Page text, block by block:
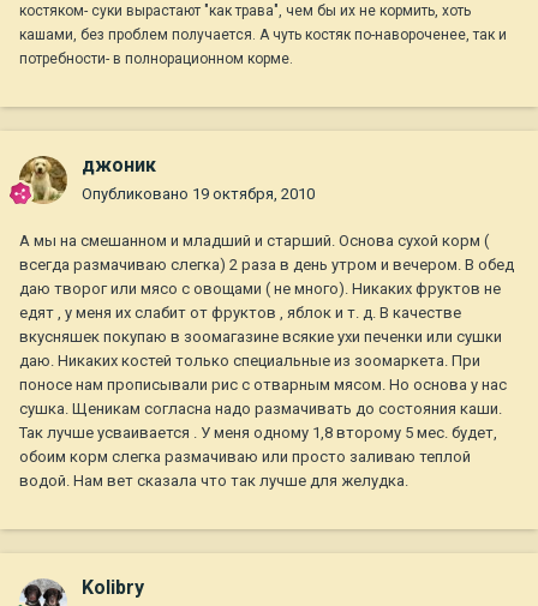
костяком- суки вырастают "как трава", чем бы их не кормить, хоть
кашами, без проблем получается. А чуть костяк по-навороченее, так и
потребности- в полнорационном корме.
джоник
Опубликовано 19 октября, 2010
А мы на смешанном и младший и старший. Основа сухой корм (
всегда размачиваю слегка) 2 раза в день утром и вечером. В обед
даю творог или мясо с овощами ( не много). Никаких фруктов не
едят , у меня их слабит от фруктов , яблок и т. д. В качестве
вкусняшек покупаю в зоомагазине всякие ухи печенки или сушки
даю. Никаких костей только специальные из зоомаркета. При
поносе нам прописывали рис с отварным мясом. Но основа у нас
сушка. Щеникам согласна надо размачивать до состояния каши.
Так лучше усваивается . У меня одному 1,8 второму 5 мес. будет,
обоим корм слегка размачиваю или просто заливаю теплой
водой. Нам вет сказала что так лучше для желудка.
Kolibry